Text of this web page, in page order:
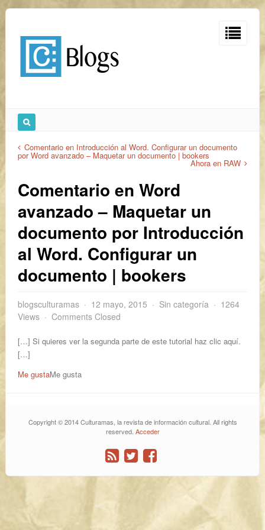
Comentario en Introducción al Word. Configurar un documento
por Word avanzado – Maquetar un documento | bookers
Ahora en RAW
Comentario en Word
avanzado – Maquetar un
documento por Introducción
al Word. Configurar un
documento | bookers
blogsculturamas 12 mayo, 2015 Sin categoría
1264
Views
Comments Closed
[…] Si quieres ver la segunda parte de este tutorial haz clic aquí.
[…]
Me gustaMe gusta
Copyright © 2014 Culturamas, la revista de información cultural. All rights
reserved. Acceder